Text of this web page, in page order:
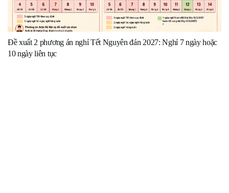
Đề xuất 2 phương án nghỉ Tết Nguyên đán 2027: Nghỉ 7 ngày hoặc
10 ngày liên tục